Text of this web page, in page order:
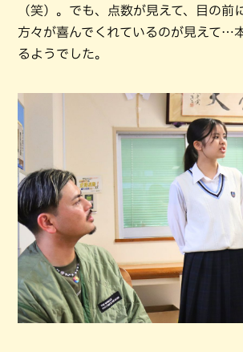
（笑）。でも、点数が見えて、目の前
方々が喜んでくれているのが見えて…
るようでした。